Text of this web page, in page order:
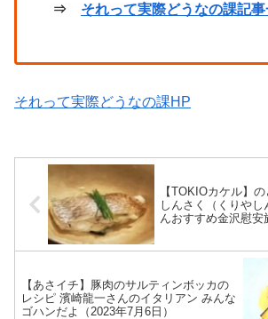
⇒ それって実際どうなの課記
それって実際どうなの課HP
【TOKIOカケル】
しんさく（くりやし
んおすすめ金沢慰安
【あさイチ】豚肉のサルティンボッカの
レシピ 濱崎龍一さんのイタリアン みんな
ゴハンだよ（2023年7月6日）